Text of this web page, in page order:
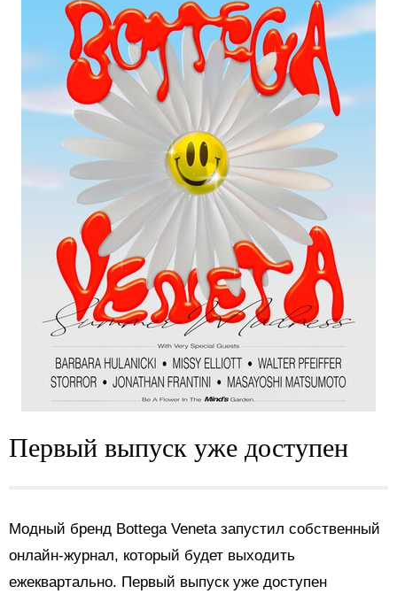
Первый выпуск уже доступен
Модный бренд Bottega Veneta запустил собственный
онлайн-журнал, который будет выходить
ежеквартально. Первый выпуск уже доступен